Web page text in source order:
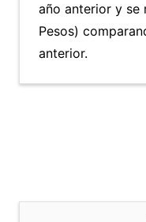
año anterior y se
Pesos)
anterior.